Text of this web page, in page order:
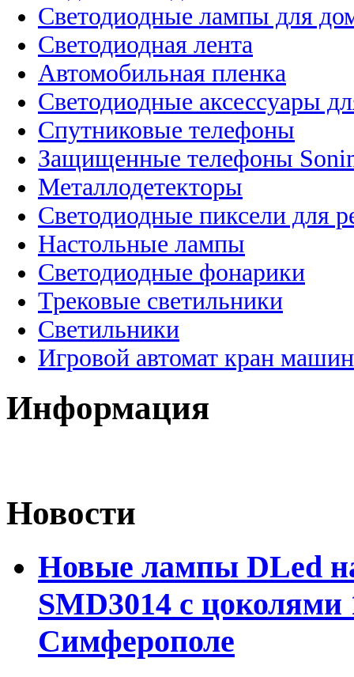
Светодиодные лампы для
Светодиодная лента
Автомобильная пленка
Светодиодные аксессуары
Спутниковые телефоны
Защищенные телефоны
Металлодетекторы
Светодиодные пиксели для
Настольные лампы
Светодиодные фонарики
Трековые светильники
Светильники
Игровой автомат кран
Информация
Новости
Новые лампы DLed
SMD3014 с цоколями
Симферополе